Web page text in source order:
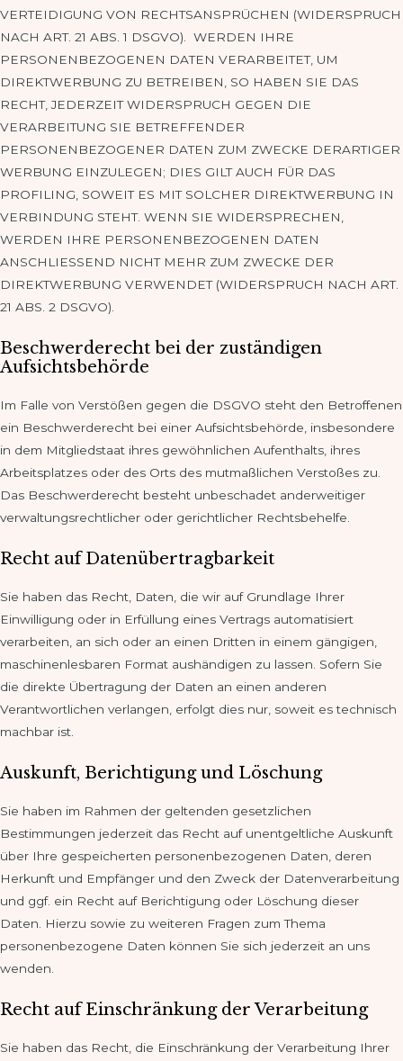
VERTEIDIGUNG VON RECHTSANSPRÜCHEN (WIDERSPRUCH
NACH ART. 21 ABS. 1 DSGVO). WERDEN IHRE
PERSONENBEZOGENEN DATEN VERARBEITET, UM
DIREKTWERBUNG ZU BETREIBEN, SO HABEN SIE DAS
RECHT, JEDERZEIT WIDERSPRUCH GEGEN DIE
VERARBEITUNG SIE BETREFFENDER
PERSONENBEZOGENER DATEN ZUM ZWECKE DERARTIGER
WERBUNG EINZULEGEN; DIES GILT AUCH FÜR DAS
PROFILING, SOWEIT ES MIT SOLCHER DIREKTWERBUNG IN
VERBINDUNG STEHT. WENN SIE WIDERSPRECHEN,
WERDEN IHRE PERSONENBEZOGENEN DATEN
ANSCHLIESSEND NICHT MEHR ZUM ZWECKE DER
DIREKTWERBUNG VERWENDET (WIDERSPRUCH NACH ART.
21 ABS. 2 DSGVO).
Beschwerderecht bei der zuständigen
Aufsichtsbehörde
Im Falle von Verstößen gegen die DSGVO steht den Betroffenen
ein Beschwerderecht bei einer Aufsichtsbehörde, insbesondere
in dem Mitgliedstaat ihres gewöhnlichen Aufenthalts, ihres
Arbeitsplatzes oder des Orts des mutmaßlichen Verstoßes zu.
Das Beschwerderecht besteht unbeschadet anderweitiger
verwaltungsrechtlicher oder gerichtlicher Rechtsbehelfe.
Recht auf Datenübertragbarkeit
Sie haben das Recht, Daten, die wir auf Grundlage Ihrer
Einwilligung oder in Erfüllung eines Vertrags automatisiert
verarbeiten, an sich oder an einen Dritten in einem gängigen,
maschinenlesbaren Format aushändigen zu lassen. Sofern Sie
die direkte Übertragung der Daten an einen anderen
Verantwortlichen verlangen, erfolgt dies nur, soweit es technisch
machbar ist.
Auskunft, Berichtigung und Löschung
Sie haben im Rahmen der geltenden gesetzlichen
Bestimmungen jederzeit das Recht auf unentgeltliche Auskunft
über Ihre gespeicherten personenbezogenen Daten, deren
Herkunft und Empfänger und den Zweck der Datenverarbeitung
und ggf. ein Recht auf Berichtigung oder Löschung dieser
Daten. Hierzu sowie zu weiteren Fragen zum Thema
personenbezogene Daten können Sie sich jederzeit an uns
wenden.
Recht auf Einschränkung der Verarbeitung
Sie haben das Recht, die Einschränkung der Verarbeitung Ihrer